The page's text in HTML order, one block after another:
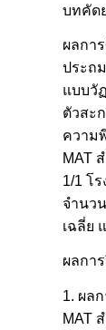
บทคัด
ผลกา
ประถ
แบบวั
ตัวสะ
ความ
MAT
1/1 โ
จำนว
เฉลี่ย
ผลกา
1. ผล
MAT